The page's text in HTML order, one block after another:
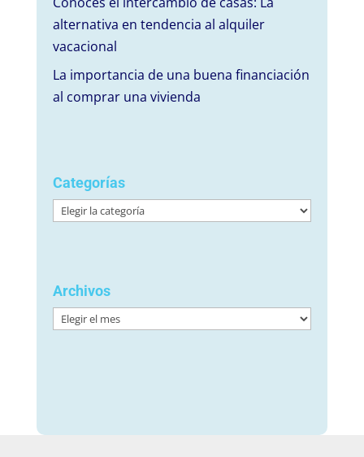
alternativa en tendencia al alquiler
vacacional
La importancia de una buena financiación
al comprar una vivienda
Categorías
Categorías
Archivos
Archivos